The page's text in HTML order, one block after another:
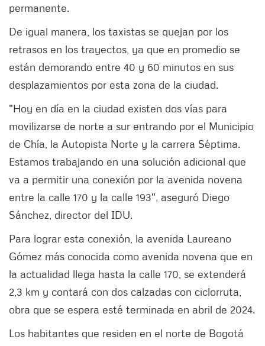
permanente.
De igual manera, los taxistas se quejan por los
retrasos en los trayectos, ya que en promedio se
están demorando entre 40 y 60 minutos en sus
desplazamientos por esta zona de la ciudad.
"Hoy en día en la ciudad existen dos vías para
movilizarse de norte a sur entrando por el Municipio
de Chía, la Autopista Norte y la carrera Séptima.
Estamos trabajando en una solución adicional que
va a permitir una conexión por la avenida novena
entre la calle 170 y la calle 193", aseguró Diego
Sánchez, director del IDU.
Para lograr esta conexión, la avenida Laureano
Gómez más conocida como avenida novena que en
la actualidad llega hasta la calle 170, se extenderá
2,3 km y contará con dos calzadas con ciclorruta,
obra que se espera esté terminada en abril de 2024.
Los habitantes que residen en el norte de Bogotá